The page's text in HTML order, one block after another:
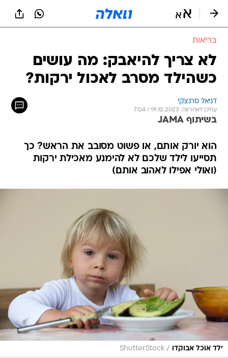
בריאות
לא צריך להיאבק: מה עושים
כשהילד מסרב לאכול ירקות?
דניאל סרנצקי
עודכן לאחרונה: 19.12.2023 / 7:04
בשיתוף JAMA
הוא יורק אותם, או פשוט מסובב את הראש? כך
תסייעו לילד שלכם לא להימנע מאכילת ירקות
(ואולי אפילו לאהוב אותם)
ילד אוכל אבוקדו /
ShutterStock